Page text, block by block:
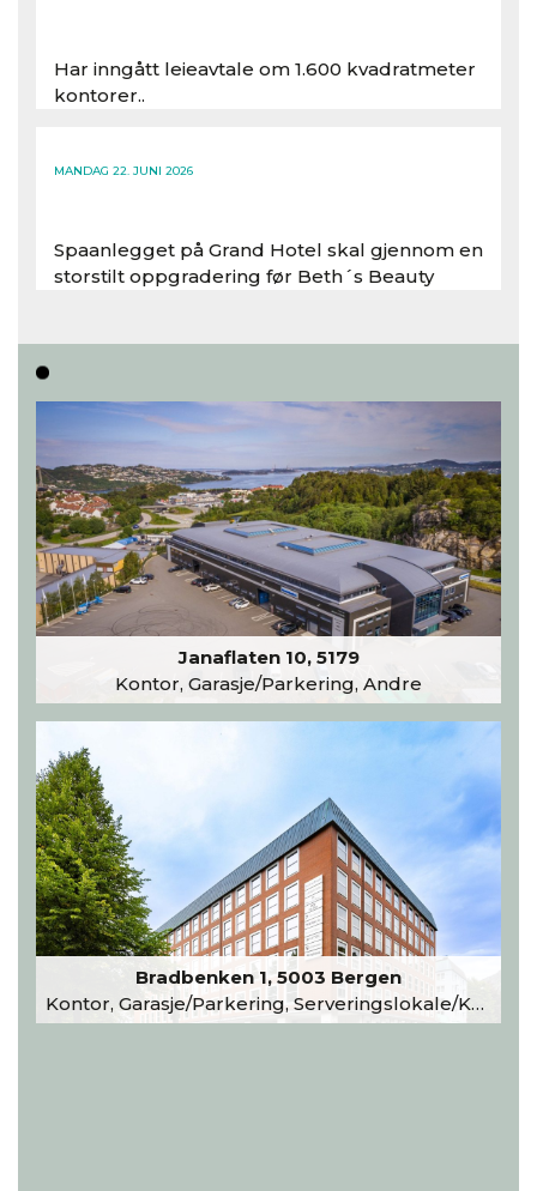
Har inngått leieavtale om 1.600 kvadratmeter
kontorer..
MANDAG 22. JUNI 2026
Spaanlegget på Grand Hotel skal gjennom en
storstilt oppgradering før Beth´s Beauty
Les hele artikkelen
Janaflaten 10, 5179
Kontor, Garasje/Parkering, Andre
Bradbenken 1, 5003 Bergen
Kontor, Garasje/Parkering, Serveringslokale/Kantine, Undervisning/Arrangement